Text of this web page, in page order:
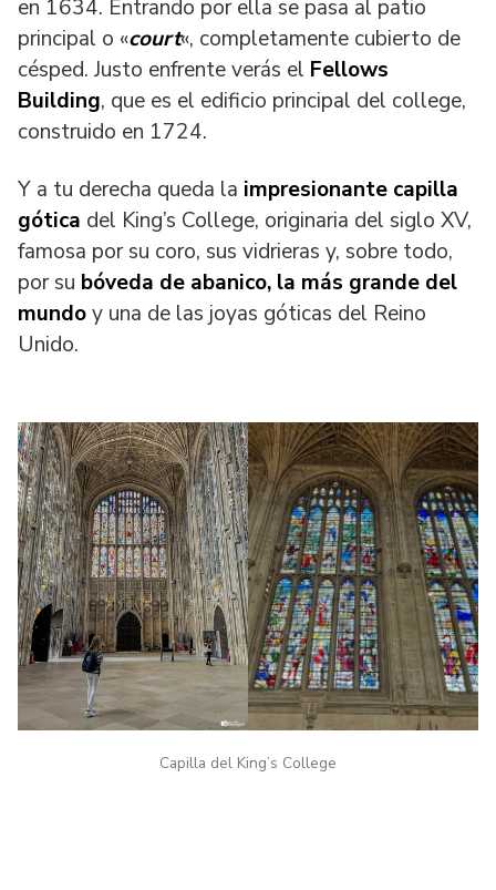
en 1634. Entrando por ella se pasa al patio
principal o «court«, completamente cubierto de
césped. Justo enfrente verás el Fellows
Building, que es el edificio principal del college,
construido en 1724.
Y a tu derecha queda la impresionante capilla
gótica del King’s College, originaria del siglo XV,
famosa por su coro, sus vidrieras y, sobre todo,
por su bóveda de abanico, la más grande del
mundoy una de las joyas góticas del Reino
Unido.
Capilla del King’s College